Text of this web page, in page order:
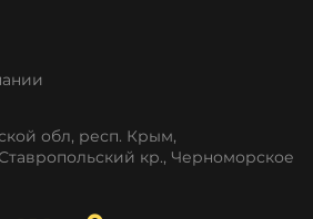
обл, респ. Крым,
кр., Черноморское